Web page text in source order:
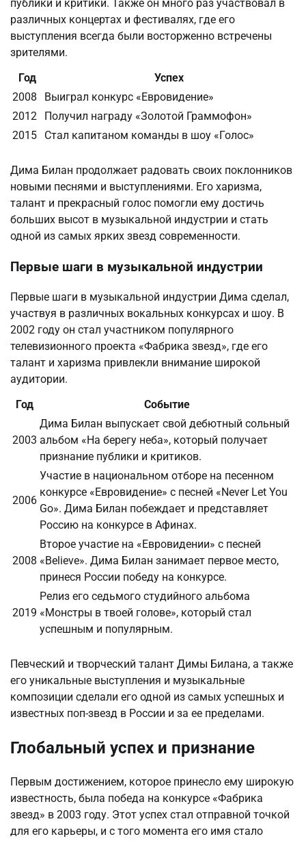
публики и критики. Также он много раз участвовал в
различных концертах и фестивалях, где его
выступления всегда были восторженно встречены
зрителями.
Год
Успех
2008
Выиграл конкурс «Евровидение»
2012
Получил награду «Золотой Граммофон»
2015
Стал капитаном команды в шоу «Голос»
Дима Билан продолжает радовать своих поклонников
новыми песнями и выступлениями. Его харизма,
талант и прекрасный голос помогли ему достичь
больших высот в музыкальной индустрии и стать
одной из самых ярких звезд современности.
Первые шаги в музыкальной индустрии
Первые шаги в музыкальной индустрии Дима сделал,
участвуя в различных вокальных конкурсах и шоу. В
2002 году он стал участником популярного
телевизионного проекта «Фабрика звезд», где его
талант и харизма привлекли внимание широкой
аудитории.
Год
Событие
2003
Дима Билан выпускает свой дебютный сольный
альбом «На берегу неба», который получает
признание публики и критиков.
2006
Участие в национальном отборе на песенном
конкурсе «Евровидение» с песней «Never Let You
Go». Дима Билан побеждает и представляет
Россию на конкурсе в Афинах.
2008
Второе участие на «Евровидении» с песней
«Believe». Дима Билан занимает первое место,
принеся России победу на конкурсе.
2019
Релиз его седьмого студийного альбома
«Монстры в твоей голове», который стал
успешным и популярным.
Певческий и творческий талант Димы Билана, а также
его уникальные выступления и музыкальные
композиции сделали его одной из самых успешных и
известных поп-звезд в России и за ее пределами.
Глобальный успех и признание
Первым достижением, которое принесло ему широкую
известность, была победа на конкурсе «Фабрика
звезд» в 2003 году. Этот успех стал отправной точкой
для его карьеры, и с того момента его имя стало